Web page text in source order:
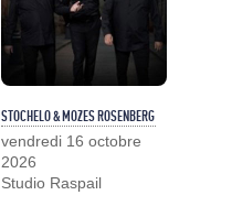
STOCHELO & MOZES ROSENBERG
vendredi 16 octobre
2026
Studio Raspail